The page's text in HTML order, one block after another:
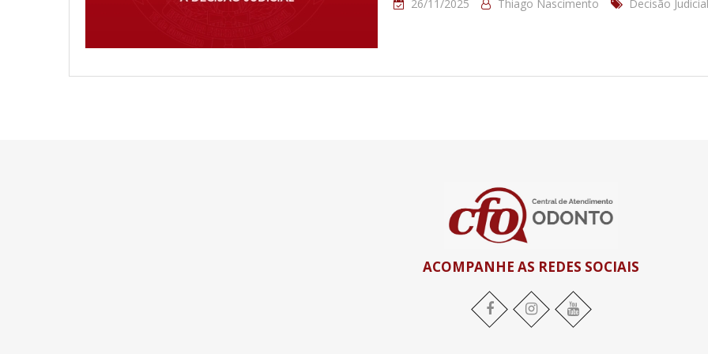
26/11/2025
Thiago Nascimento Decisão Judicial
ACOMPANHE AS REDES SOCIAIS
Facebook Instagram YouTube